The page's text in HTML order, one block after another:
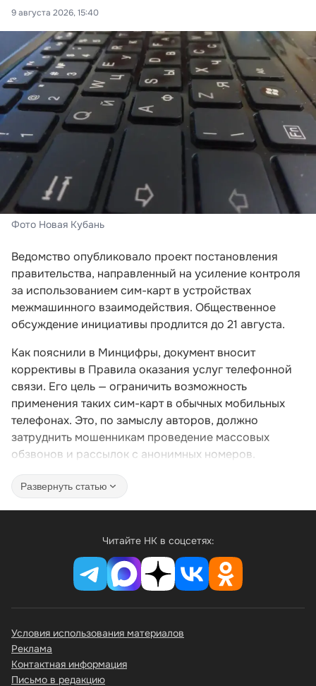
9 августа 2026, 15:40
Фото Новая Кубань
Ведомство опубликовало проект постановления
правительства, направленный на усиление контроля
за использованием сим-карт в устройствах
межмашинного взаимодействия. Общественное
обсуждение инициативы продлится до 21 августа.
Как пояснили в Минцифры, документ вносит
коррективы в Правила оказания услуг телефонной
связи. Его цель — ограничить возможность
применения таких сим-карт в обычных мобильных
телефонах. Это, по замыслу авторов, должно
затруднить мошенникам проведение массовых
обзвонов и рассылок с анонимных номеров.
Развернуть статью
Читайте НК в соцсетях:
Условия использования материалов
Реклама
Контактная информация
Письмо в редакцию